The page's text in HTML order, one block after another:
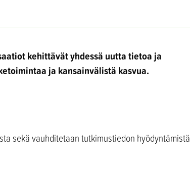
kehittävät yhdessä uutta tietoa ja
ja kansainvälistä kasvua.
sekä vauhditetaan tutkimustiedon hyödyntämistä